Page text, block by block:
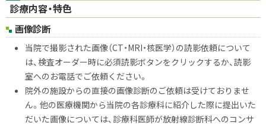
診療内容・特色
画像診断
当院で撮影された画像（CT・MRI・核医学）の読影依頼について
は、検査オーダー時に必須読影ボタンをクリックするか、読影
室へのお電話でご依頼ください。
院外の施設からの直接の画像診断のご依頼は受けておりませ
ん。他の医療機関から当院の各診療科に紹介した際に提出いた
だいた画像については、診療科医師が放射線診断科へのコンサ